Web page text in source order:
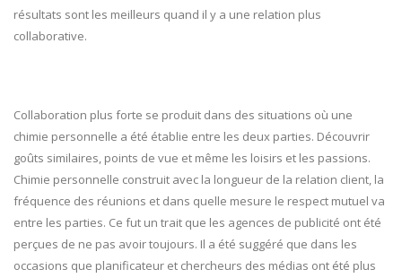
résultats sont les meilleurs quand il y a une relation plus
collaborative.
Collaboration plus forte se produit dans des situations où une
chimie personnelle a été établie entre les deux parties. Découvrir
goûts similaires, points de vue et même les loisirs et les passions.
Chimie personnelle construit avec la longueur de la relation client, la
fréquence des réunions et dans quelle mesure le respect mutuel va
entre les parties. Ce fut un trait que les agences de publicité ont été
perçues de ne pas avoir toujours. Il a été suggéré que dans les
occasions que planificateur et chercheurs des médias ont été plus